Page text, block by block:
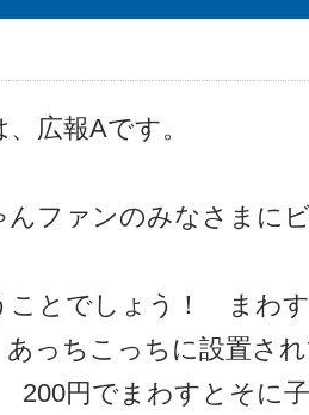
広報Aです。
んファンのみなさまに
ことでしょう！ まわ
あっちこっちに設置さ
200円でまわすとそに